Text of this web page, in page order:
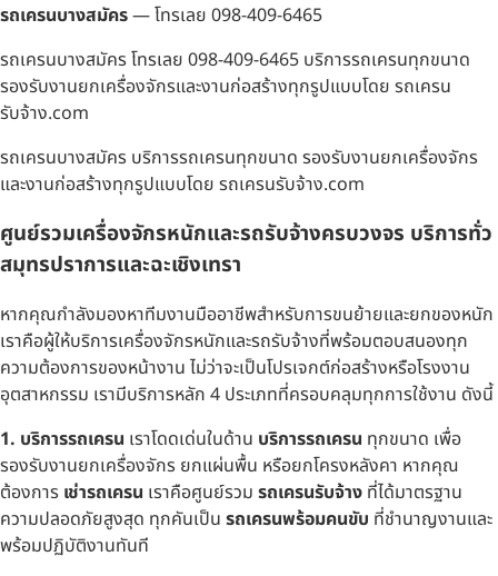
รถเครนบางสมัคร— โทรเลย 098-409-6465
รถเครนบางสมัคร โทรเลย 098-409-6465 บริการรถเครนทุกขนาด
รองรับงานยกเครื่องจักรและงานก่อสร้างทุกรูปแบบโดย รถเครน
รับจ้าง.com
รถเครนบางสมัคร บริการรถเครนทุกขนาด รองรับงานยกเครื่องจักร
และงานก่อสร้างทุกรูปแบบโดย รถเครนรับจ้าง.com
ศูนย์รวมเครื่องจักรหนักและรถรับจ้างครบวงจร บริการทั่ว
สมุทรปราการและฉะเชิงเทรา
หากคุณกำลังมองหาทีมงานมืออาชีพสำหรับการขนย้ายและยกของหนัก
เราคือผู้ให้บริการเครื่องจักรหนักและรถรับจ้างที่พร้อมตอบสนองทุก
ความต้องการของหน้างาน ไม่ว่าจะเป็นโปรเจกต์ก่อสร้างหรือโรงงาน
อุตสาหกรรม เรามีบริการหลัก 4 ประเภทที่ครอบคลุมทุกการใช้งาน ดังนี้
1. บริการรถเครน เราโดดเด่นในด้าน บริการรถเครน ทุกขนาด เพื่อ
รองรับงานยกเครื่องจักร ยกแผ่นพื้น หรือยกโครงหลังคา หากคุณ
ต้องการ เช่ารถเครน เราคือศูนย์รวม รถเครนรับจ้าง ที่ได้มาตรฐาน
ความปลอดภัยสูงสุด ทุกคันเป็น รถเครนพร้อมคนขับ ที่ชำนาญงานและ
พร้อมปฏิบัติงานทันที